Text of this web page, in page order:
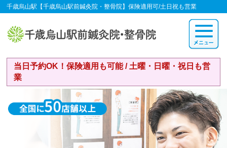
千歳烏山駅【千歳烏山駅前鍼灸院・整骨院】保険適用可/土日祝も営業
当日予約OK！保険適用も可能 / 土曜・日曜・祝日も営
業